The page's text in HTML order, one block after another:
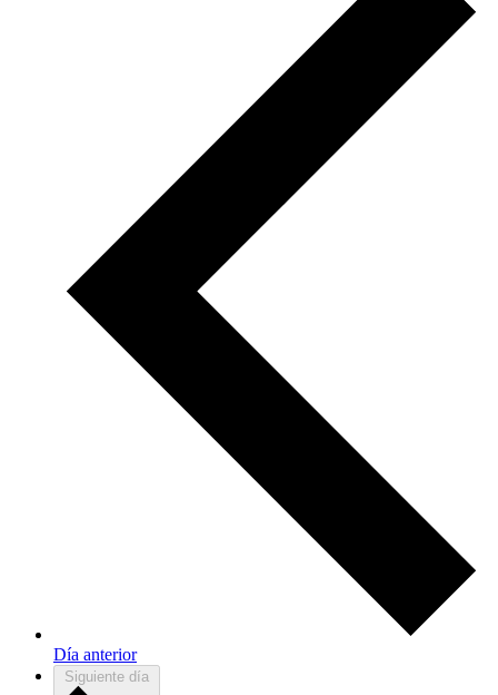
Día anterior
Siguiente día